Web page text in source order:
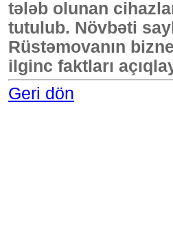
tələb olunan
tutulub. Növbəti
Rüstəmovanın
ilginc faktları
Geri dön